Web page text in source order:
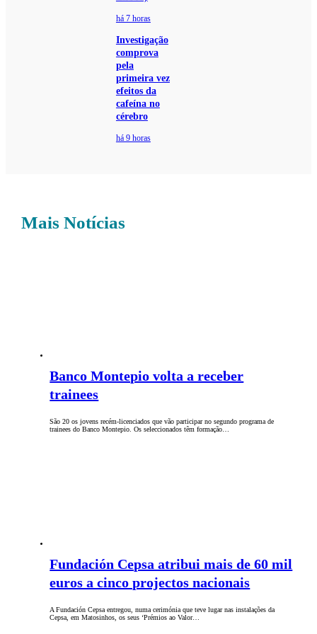
há 7 horas
Investigação
comprova
pela
primeira vez
efeitos da
cafeína no
cérebro
há 9 horas
Mais Notícias
Banco Montepio volta a receber
trainees
São 20 os jovens recém-licenciados que vão participar no segundo programa de
trainees do Banco Montepio. Os seleccionados têm formação…
Fundación Cepsa atribui mais de 60 mil
euros a cinco projectos nacionais
A Fundación Cepsa entregou, numa cerimónia que teve lugar nas instalações da
Cepsa, em Matosinhos, os seus ‘Prémios ao Valor…